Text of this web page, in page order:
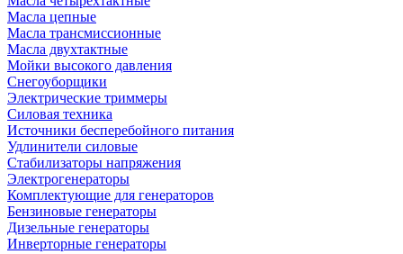
Масла цепные
Масла трансмиссионные
Масла двухтактные
Мойки высокого давления
Снегоуборщики
Электрические триммеры
Силовая техника
Источники бесперебойного питания
Удлинители силовые
Стабилизаторы напряжения
Электрогенераторы
Комплектующие для генераторов
Бензиновые генераторы
Дизельные генераторы
Инверторные генераторы